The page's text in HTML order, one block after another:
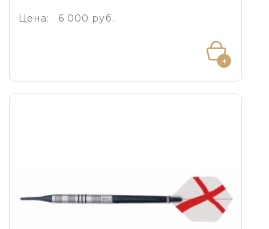
Цена: 6 000 руб.